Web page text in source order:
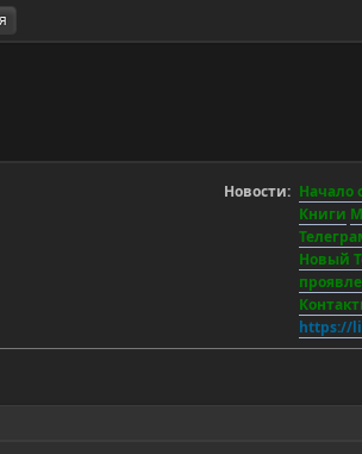
Новости: Начало
Книги
Новый
https://